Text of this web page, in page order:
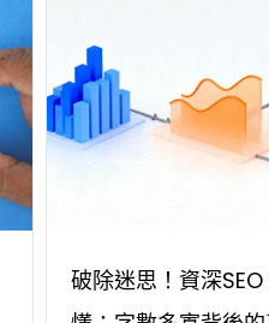
破除迷思！資深